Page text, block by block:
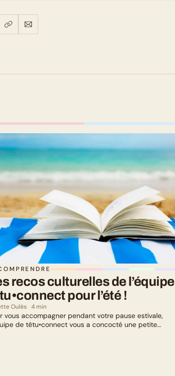
recos culturelles de l’équipe
pour l’été !
Oulès 4 min
vous accompagner pendant votre pause estivale,
de têtu•connect vous a concocté une petite